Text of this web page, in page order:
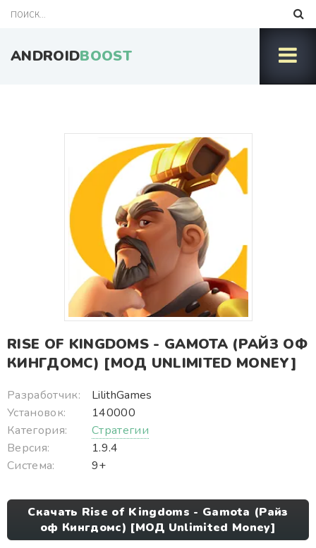
ANDROIDBOOST
RISE OF KINGDOMS - GAMOTA (РАЙЗ ОФ
КИНГДОМС) [МОД UNLIMITED MONEY]
Разработчик:
LilithGames
Установок:
140000
Категория:
Стратегии
Версия:
1.9.4
Система:
9+
Скачать Rise of Kingdoms - Gamota (Райз
оф Кингдомс) [МОД Unlimited Money]